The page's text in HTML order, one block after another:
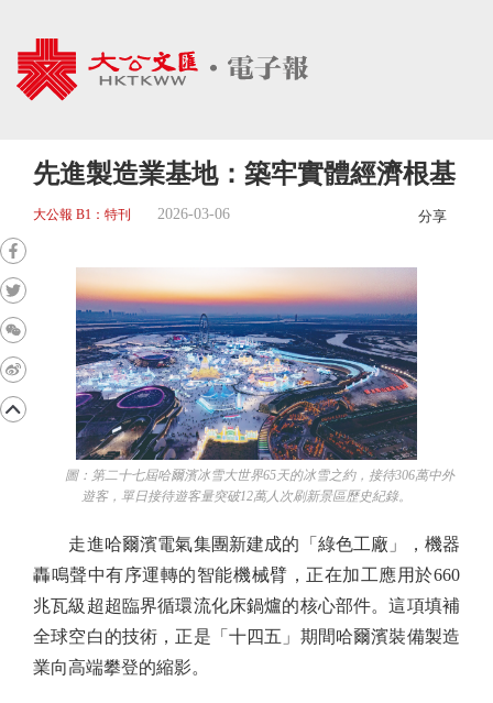
先進製造業基地：築牢實體經濟根基
大公報 B1：特刊 2026-03-06 分享
圖：第二十七屆哈爾濱冰雪大世界65天的冰雪之約，接待306萬中外
遊客，單日接待遊客量突破12萬人次刷新景區歷史紀錄。
走進哈爾濱電氣集團新建成的「綠色工廠」，機器
轟鳴聲中有序運轉的智能機械臂，正在加工應用於660
兆瓦級超超臨界循環流化床鍋爐的核心部件。這項填補
全球空白的技術，正是「十四五」期間哈爾濱裝備製造
業向高端攀登的縮影。